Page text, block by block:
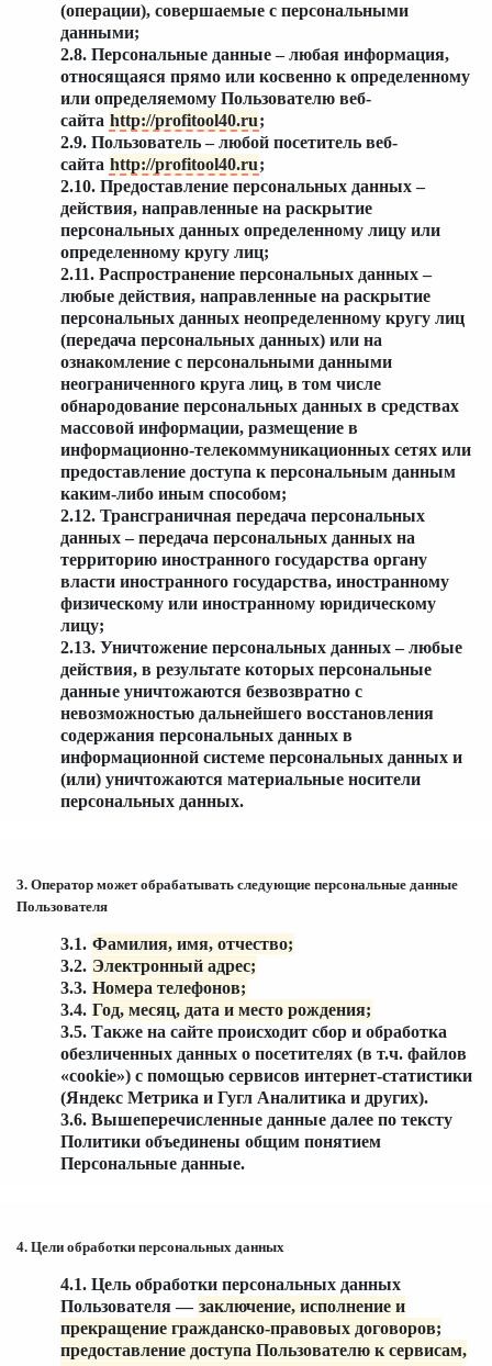
(операции), совершаемые с персональными
данными;
2.8. Персональные данные – любая информация,
относящаяся прямо или косвенно к определенному
или определяемому Пользователю веб-
сайта http://profitool40.ru;
2.9. Пользователь – любой посетитель веб-
сайта http://profitool40.ru;
2.10. Предоставление персональных данных –
действия, направленные на раскрытие
персональных данных определенному лицу или
определенному кругу лиц;
2.11. Распространение персональных данных –
любые действия, направленные на раскрытие
персональных данных неопределенному кругу лиц
(передача персональных данных) или на
ознакомление с персональными данными
неограниченного круга лиц, в том числе
обнародование персональных данных в средствах
массовой информации, размещение в
информационно-телекоммуникационных сетях или
предоставление доступа к персональным данным
каким-либо иным способом;
2.12. Трансграничная передача персональных
данных – передача персональных данных на
территорию иностранного государства органу
власти иностранного государства, иностранному
физическому или иностранному юридическому
лицу;
2.13. Уничтожение персональных данных – любые
действия, в результате которых персональные
данные уничтожаются безвозвратно с
невозможностью дальнейшего восстановления
содержания персональных данных в
информационной системе персональных данных и
(или) уничтожаются материальные носители
персональных данных.
3. Оператор может обрабатывать следующие персональные данные
Пользователя
3.1. Фамилия, имя, отчество;
3.2. Электронный адрес;
3.3. Номера телефонов;
3.4. Год, месяц, дата и место рождения;
3.5. Также на сайте происходит сбор и обработка
обезличенных данных о посетителях (в т.ч. файлов
«cookie») с помощью сервисов интернет-статистики
(Яндекс Метрика и Гугл Аналитика и других).
3.6. Вышеперечисленные данные далее по тексту
Политики объединены общим понятием
Персональные данные.
4. Цели обработки персональных данных
4.1. Цель обработки персональных данных
Пользователя — заключение, исполнение и
прекращение гражданско-правовых договоров;
предоставление доступа Пользователю к сервисам,